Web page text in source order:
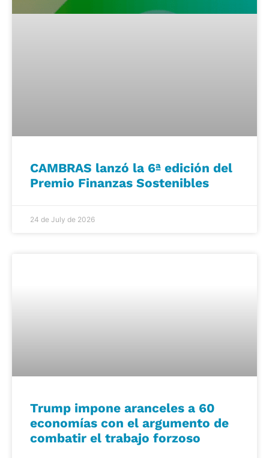
CAMBRAS lanzó la 6ª edición del
Premio Finanzas Sostenibles
24 de July de 2026
Trump impone aranceles a 60
economías con el argumento de
combatir el trabajo forzoso